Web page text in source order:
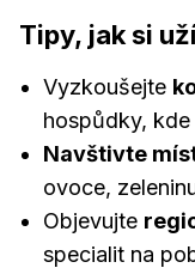
Tipy, jak si
Vyzkoušejte
hospůdky,
Navštivte
ovoce,
Objevujte
specialit na